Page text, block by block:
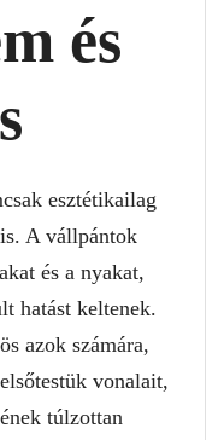
és
esztétikailag
A vállpántok
és a nyakat,
hatást keltenek.
azok számára,
vonalait,
túlzottan